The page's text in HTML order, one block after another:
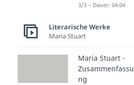
Lebensdaten
3/3 – Dauer: 04:04
Literarische Werke
Maria Stuart
Maria Stuart -
Zusammenfassu
ng